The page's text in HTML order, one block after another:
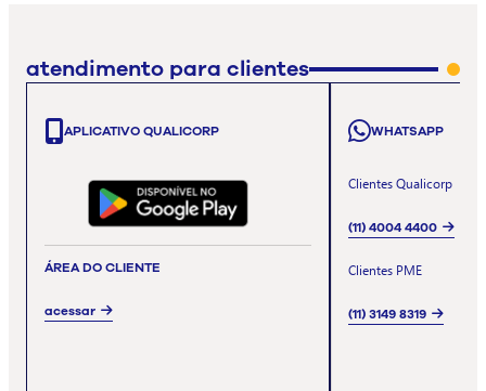
atendimento para clientes
APLICATIVO QUALICORP
ÁREA DO CLIENTE
acessar
WHATSAPP
Clientes Qualicorp
(11) 4004 4400
Clientes PME
(11) 3149 8319